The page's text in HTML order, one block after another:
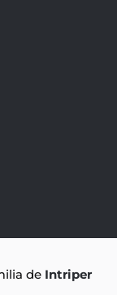
de Intriper